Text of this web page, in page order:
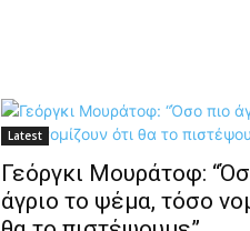
Latest
Γεόργκι Μουράτοφ:
άγριο το ψέμα, τόσο